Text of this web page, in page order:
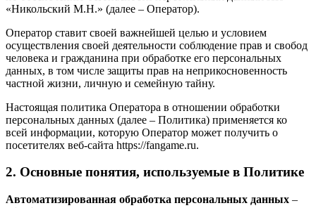
«Никольский М.Н.» (далее – Оператор).
Оператор ставит своей важнейшей целью и условием
осуществления своей деятельности соблюдение прав и свобод
человека и гражданина при обработке его персональных
данных, в том числе защиты прав на неприкосновенность
частной жизни, личную и семейную тайну.
Настоящая политика Оператора в отношении обработки
персональных данных (далее – Политика) применяется ко
всей информации, которую Оператор может получить о
посетителях веб-сайта https://fangame.ru.
2. Основные понятия, используемые в Политике
Автоматизированная обработка персональных данных –